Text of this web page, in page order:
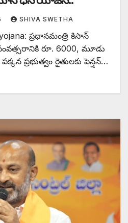
SHIVA SWETHA
ప్రధానమంత్రి కిసాన్
రూ. 6000, మూడు
ప్రభుత్వం రైతులకు పెన్షన్…